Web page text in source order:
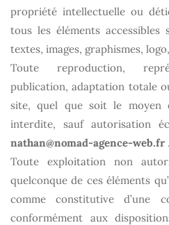
propriété intellectuelle ou
tous les éléments
textes, images, graphismes,
Toute reproduction,
publication, adaptation totale
site, quel que soit le moyen
interdite, sauf autorisation
nathan@nomad-agence-web.fr .
Toute exploitation non
quelconque de ces éléments
comme constitutive d’une
conformément aux